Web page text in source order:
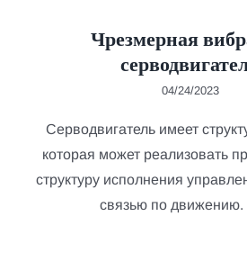
Чрезмерная
04/24/2023
Серводвигатель имеет
которая может реализовать
структуру исполнения
связью по движению.